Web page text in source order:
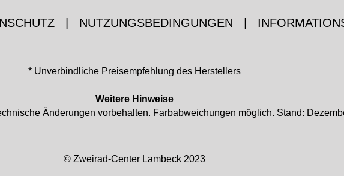
NUTZUNGSBEDINGUNGEN
* Unverbindliche Preisempfehlung des Herstellers
Weitere Hinweise
Änderungen vorbehalten. Farbabweichungen möglich. Stand:
© Zweirad-Center Lambeck 2023